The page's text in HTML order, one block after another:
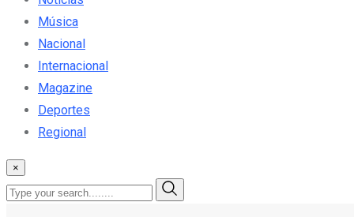
Música
Nacional
Internacional
Magazine
Deportes
Regional
×